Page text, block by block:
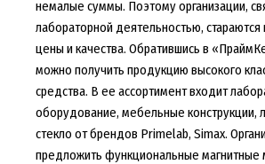
немалые суммы. Поэтому организации,
лабораторной деятельностью, стараются
цены и качества. Обратившись в
можно получить продукцию высокого
средства. В ее ассортимент входит
оборудование, мебельные конструкции,
стекло от брендов Primelab, Simax.
предложить функциональные магнитные